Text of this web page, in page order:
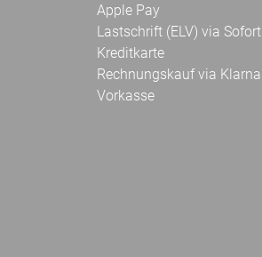
Apple Pay
Lastschrift (ELV) via Sofort
Kreditkarte
Rechnungskauf via Klarna
Vorkasse